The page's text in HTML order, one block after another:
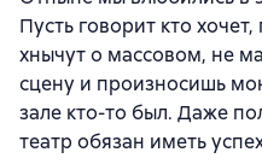
Пусть говорит кто
хнычут о массовом, не
сцену и произносишь
зале кто-то был. Даже
театр обязан иметь